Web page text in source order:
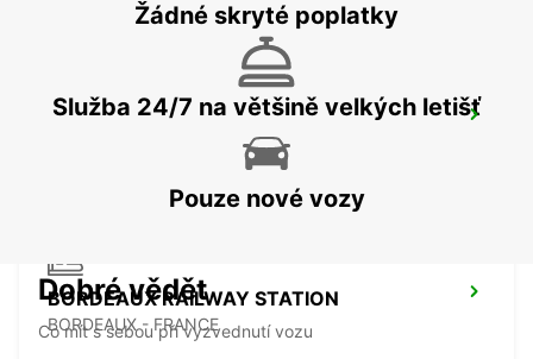
LIBOURNE RAILWAY STATION
BORDEAUX RAILWAY STATION
BORDEAUX - FRANCE
Žádné skryté poplatky
Služba 24/7 na většině velkých letišť
Pouze nové vozy
Dobré vědět
Co mít s sebou při vyzvednutí vozu